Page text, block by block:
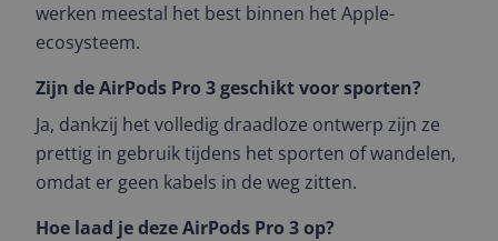
werken meestal het best binnen het Apple-
ecosysteem.
Zijn de AirPods Pro 3 geschikt voor sporten?
Ja, dankzij het volledig draadloze ontwerp zijn ze
prettig in gebruik tijdens het sporten of wandelen,
omdat er geen kabels in de weg zitten.
Hoe laad je deze AirPods Pro 3 op?